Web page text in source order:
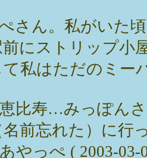
さん。私がいた
にストリップ小
て私はただのミー
比寿…みっぽん
前忘れた）に行
っぺ ( 2003-03-